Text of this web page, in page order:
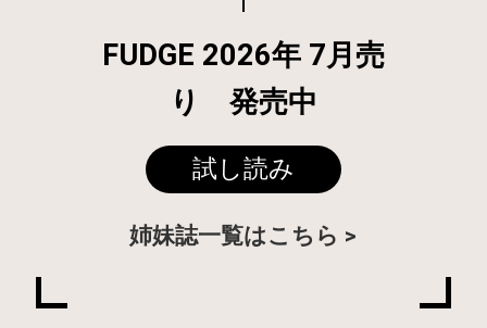
FUDGE 2026年 7月売
り 発売中
試し読み
姉妹誌一覧はこちら